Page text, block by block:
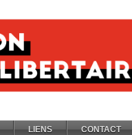
LIENS CONTACT